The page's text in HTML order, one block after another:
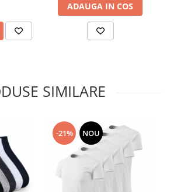
ADAUGA IN COS
SIMILARE
-21% NOU